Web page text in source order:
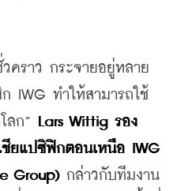
ราว กระจายอยู่หลาย
IWG ทำให้สามารถใช้
ลก”
Lars Wittig รอง
ชียแปซิฟิกตอนเหนือ IWG
Group) กล่าวกับทีมงาน